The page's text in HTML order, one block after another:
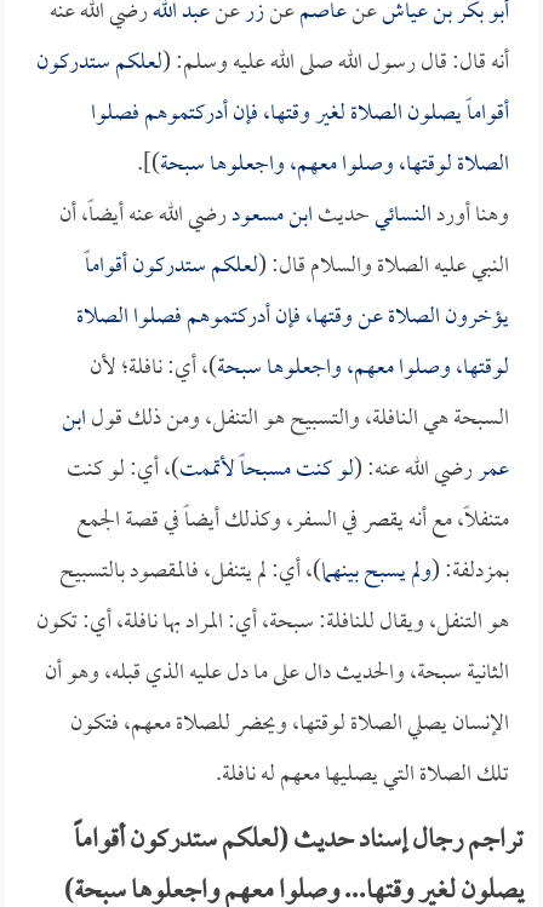
أبو بكر بن عياشعنعاصمعنزرعنعبد اللهرضي الله عنه
أنه قال: قال رسول الله صلى الله عليه وسلم: (لعلكم ستدركون
أقواماً يصلون الصلاة لغير وقتها، فإن أدركتموهم فصلوا
الصلاة لوقتها، وصلوا معهم، واجعلوها سبحة)].
وهنا أوردالنسائيحديثابن مسعودرضي الله عنه أيضاً، أن
النبي عليه الصلاة والسلام قال: (لعلكم ستدركون أقواماً
يؤخرون الصلاة عن وقتها، فإن أدركتموهم فصلوا الصلاة
لوقتها، وصلوا معهم، واجعلوها سبحة)، أي: نافلة؛ لأن
السبحة هي النافلة، والتسبيح هو التنفل، ومن ذلك قولابن
عمررضي الله عنه: (لو كنت مسبحاً لأتممت)، أي: لو كنت
متنفلاً، مع أنه يقصر في السفر، وكذلك أيضاً في قصة الجمع
بمزدلفة: (ولم يسبح بينهما)، أي: لم يتنفل، فالمقصود بالتسبيح
هو التنفل، ويقال للنافلة: سبحة، أي: المراد بها نافلة، أي: تكون
الثانية سبحة، والحديث دال على ما دل عليه الذي قبله، وهو أن
الإنسان يصلي الصلاة لوقتها، ويحضر للصلاة معهم، فتكون
تلك الصلاة التي يصليها معهم له نافلة.
تراجم رجال إسناد حديث (لعلكم ستدركون أقواماً
يصلون لغير وقتها... وصلوا معهم واجعلوها سبحة)